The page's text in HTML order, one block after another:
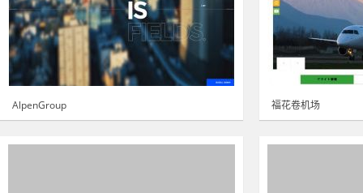
AlpenGroup 福花卷机场